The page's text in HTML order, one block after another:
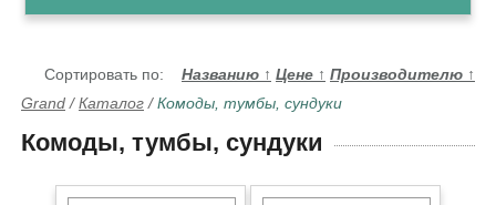
Сортировать по: Названию ↑ Цене ↑ Производителю ↑
Grand /Каталог /Комоды, тумбы, сундуки
Комоды, тумбы, сундуки